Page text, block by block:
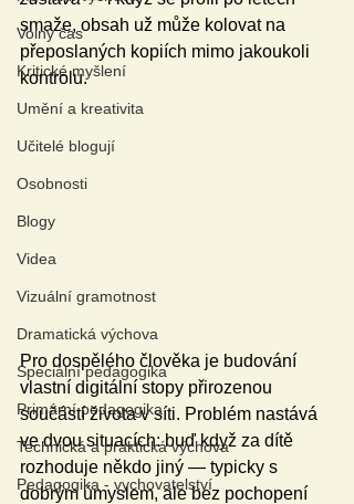
Volný čas
Kritické myšlení
Umění a kreativita
Učitelé blogují
Osobnosti
Blogy
Videa
Vizuální gramotnost
Dramatická výchova
Speciální pedagogika
Primární pedagogika
Technická a praktická výchova
Pedagogika - vychovatelství
smaže, obsah už může kolovat na
přeposlaných kopiích mimo jakoukoli
kontrolu.
Pro dospělého člověka je budování
vlastní digitální stopy přirozenou
součástí života v síti. Problém nastává
ve dvou situacích: buď když za dítě
rozhoduje někdo jiný — typicky s
dobrým úmyslem, ale bez pochopení